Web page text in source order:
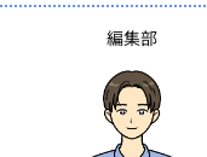
編集部